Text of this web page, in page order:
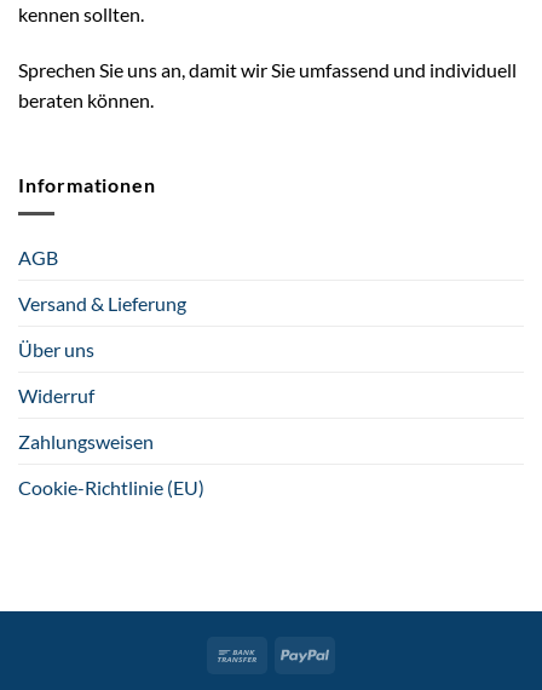
kennen sollten.
Sprechen Sie uns an, damit wir Sie umfassend und individuell
beraten können.
Informationen
AGB
Versand & Lieferung
Über uns
Widerruf
Zahlungsweisen
Cookie-Richtlinie (EU)
Bank